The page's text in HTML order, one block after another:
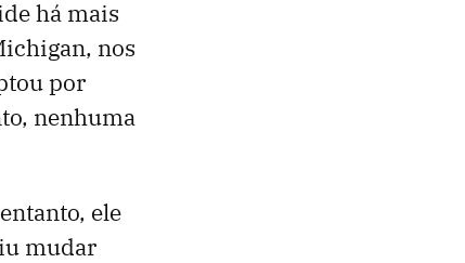
há mais
nos
por
nenhuma
ele
mudar